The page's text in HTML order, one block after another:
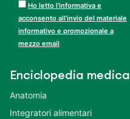
Ho letto l’informativa e
acconsento all’invio del materiale
informativo e promozionale a
mezzo email
Enciclopedia medica
Anatomia
Integratori alimentari